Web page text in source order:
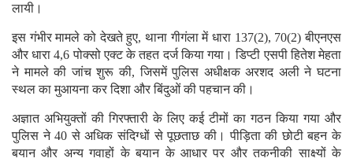
लायी।
इस गंभीर मामले को देखते हुए, थाना गीगंला में धारा 137(2), 70(2) बीएनएस
और धारा 4,6 पोक्सो एक्ट के तहत दर्ज किया गया। डिप्टी एसपी हितेश मेहता
ने मामले की जांच शुरू की, जिसमें पुलिस अधीक्षक अरशद अली ने घटना
स्थल का मुआयना कर दिशा और बिंदुओं की पहचान की।
अज्ञात अभियुक्तों की गिरफ्तारी के लिए कई टीमों का गठन किया गया और
पुलिस ने 40 से अधिक संदिग्धों से पूछताछ की। पीड़िता की छोटी बहन के
बयान और अन्य गवाहों के बयान के आधार पर और तकनीकी साक्ष्यों के